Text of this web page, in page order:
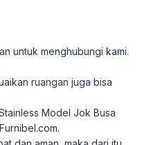
untuk menghubungi kami.
ruangan juga bisa
Model Jok Busa